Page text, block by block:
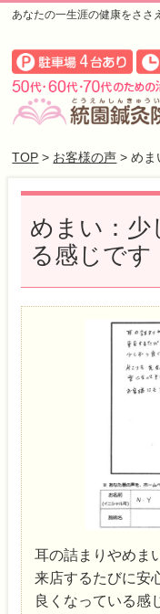
あなたの一生涯の健康をさ
TOP > お客様の声 > めま
めまい：少
る感じです
耳の詰まりやめま
来店するたびに安
良くなっている感